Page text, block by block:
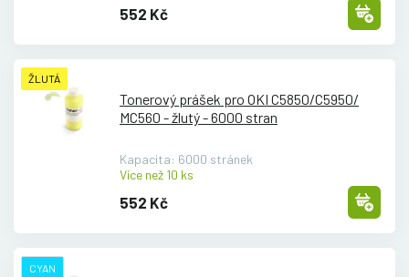
552 Kč
ŽLUTÁ
Tonerový prášek pro OKI C5850/C5950/
MC560 - žlutý - 6000 stran
Kapacita: 6000 stránek
Více než 10 ks
552 Kč
CYAN